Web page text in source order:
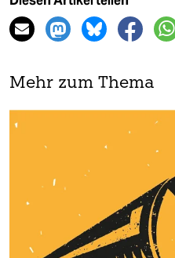
Mehr zum Thema